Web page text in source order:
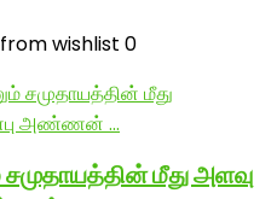
wishlist 0
மீது அளவு